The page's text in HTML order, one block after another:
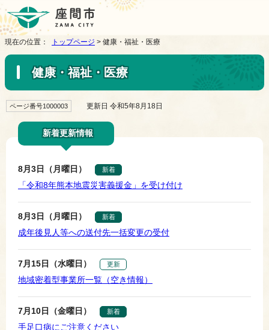
現在の位置： トップページ > 健康・福祉・医療
健康・福祉・医療
ページ番号1000003 更新日 令和5年8月18日
新着更新情報
8月3日（月曜日） 新着
「令和8年熊本地震災害義援金」を受け付け
8月3日（月曜日） 新着
成年後見人等への送付先一括変更の受付
7月15日（水曜日） 更新
地域密着型事業所一覧（空き情報）
7月10日（金曜日） 新着
手足口病にご注意ください